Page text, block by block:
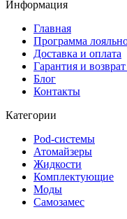
Информация
Главная
Программа
Доставка и оплата
Гарантия и возврат
Блог
Контакты
Категории
Pod-системы
Атомайзеры
Жидкости
Комплектующие
Моды
Самозамес